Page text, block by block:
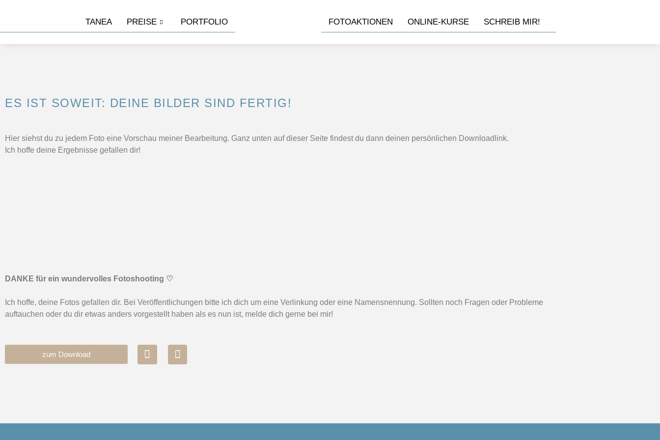
TANEA PREISE PORTFOLIO FOTOAKTIONEN ONLINE-KURSE SCHREIB MIR!
ES IST SOWEIT: DEINE BILDER SIND FERTIG!
Hier siehst du zu jedem Foto eine Vorschau meiner Bearbeitung. Ganz unten auf dieser Seite findest du dann deinen persönlichen Downloadlink.
Ich hoffe deine Ergebnisse gefallen dir!
DANKE für ein wundervolles Fotoshooting ♡
Ich hoffe, deine Fotos gefallen dir. Bei Veröffentlichungen bitte ich dich um eine Verlinkung oder eine Namensnennung. Sollten noch Fragen oder Probleme
auftauchen oder du dir etwas anders vorgestellt haben als es nun ist, melde dich gerne bei mir!
zum Download